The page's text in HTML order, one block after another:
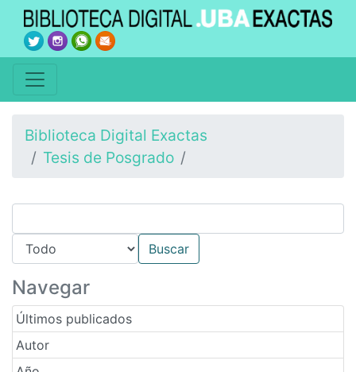
Biblioteca Digital Exactas
Tesis de Posgrado
Navegar
Últimos publicados
Autor